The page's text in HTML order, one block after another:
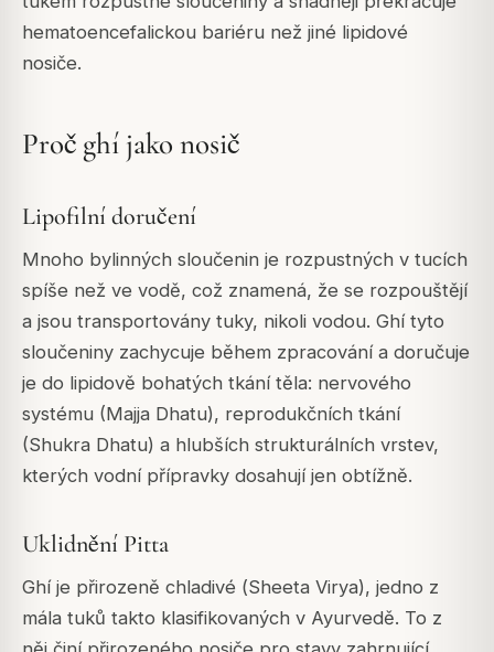
hematoencefalickou bariéru než jiné lipidové
nosiče.
Proč ghí jako nosič
Lipofilní doručení
Mnoho bylinných sloučenin je rozpustných v tucích
spíše než ve vodě, což znamená, že se rozpouštějí
a jsou transportovány tuky, nikoli vodou. Ghí tyto
sloučeniny zachycuje během zpracování a doručuje
je do lipidově bohatých tkání těla: nervového
systému (Majja Dhatu), reprodukčních tkání
(Shukra Dhatu) a hlubších strukturálních vrstev,
kterých vodní přípravky dosahují jen obtížně.
Uklidnění Pitta
Ghí je přirozeně chladivé (Sheeta Virya), jedno z
mála tuků takto klasifikovaných v Ayurvedě. To z